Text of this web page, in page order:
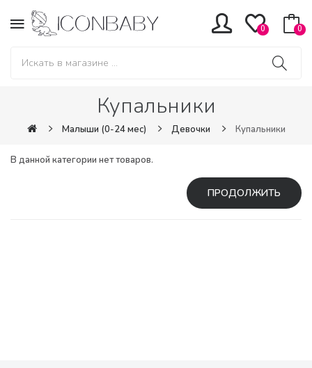
0 0
Купальники
Малыши (0-24 мес) Девочки Купальники
В данной категории нет товаров.
ПРОДОЛЖИТЬ